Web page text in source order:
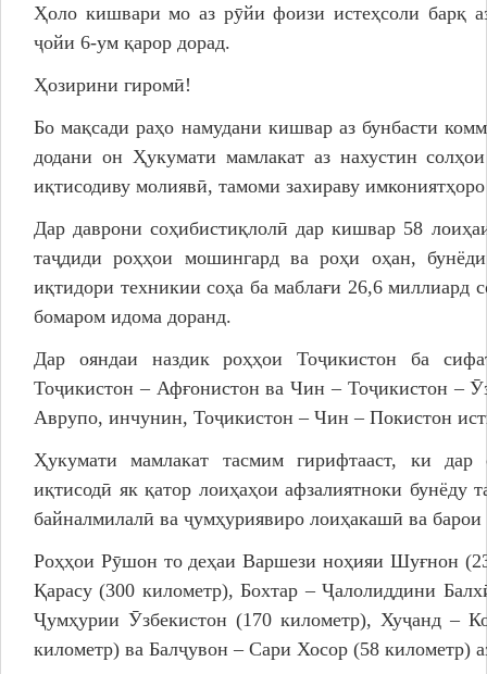
Ҳоло кишвари мо аз рӯйи фоизи истеҳсоли барқ
ҷойи 6-ум қарор дорад.
Ҳозирини гиромӣ!
Бо мақсади раҳо намудани кишвар аз бунбасти
додани он Ҳукумати мамлакат аз нахустин
иқтисодиву молиявӣ, тамоми захираву
Дар даврони соҳибистиқлолӣ дар кишвар 58
таҷдиди роҳҳои мошингард ва роҳи оҳан,
иқтидори техникии соҳа ба маблағи 26,6 миллиард
бомаром идома доранд.
Дар ояндаи наздик роҳҳои Тоҷикистон ба
Тоҷикистон – Афғонистон ва Чин – Тоҷикистон –
Аврупо, инчунин, Тоҷикистон – Чин – Покистон
Ҳукумати мамлакат тасмим гирифтааст, ки
иқтисодӣ як қатор лоиҳаҳои афзалиятноки
байналмилалӣ ва ҷумҳуриявиро лоиҳакашӣ ва
Роҳҳои Рӯшон то деҳаи Варшези ноҳияи Шуғнон
Қарасу (300 километр), Бохтар – Ҷалолиддини
Ҷумҳурии Ӯзбекистон (170 километр), Хуҷанд –
километр) ва Балҷувон – Сари Хосор (58 километр)